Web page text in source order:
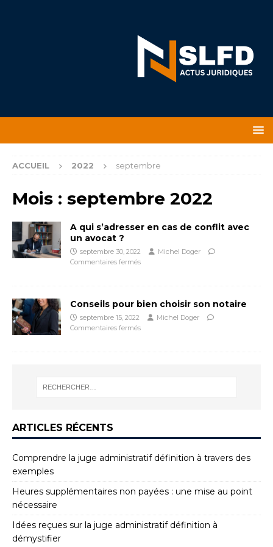
ACCUEIL 2022 septembre
Mois : septembre 2022
A qui s’adresser en cas de conflit avec
un avocat ?
septembre 30, 2022
Michel Doger
Commentaires fermés
Conseils pour bien choisir son notaire
septembre 15, 2022
Michel Doger
Commentaires fermés
ARTICLES RÉCENTS
Comprendre la juge administratif définition à travers des
exemples
Heures supplémentaires non payées : une mise au point
nécessaire
Idées reçues sur la juge administratif définition à
démystifier